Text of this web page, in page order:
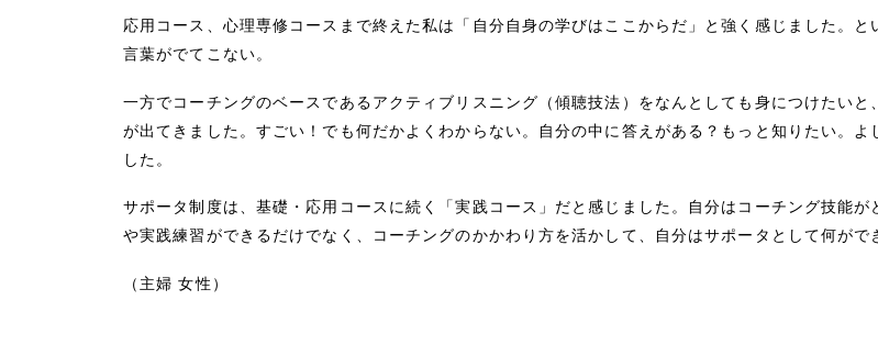
応用コース、心理専修コースまで終えた私は「自分自身の学びはここからだ」と強く感じました。
言葉がでてこない。
一方でコーチングのベースであるアクティブリスニング（傾聴技法）をなんとしても身につけたい
が出てきました。すごい！でも何だかよくわからない。自分の中に答えがある？もっと知りたい。
した。
サポータ制度は、基礎・応用コースに続く「実践コース」だと感じました。自分はコーチング技能
や実践練習ができるだけでなく、コーチングのかかわり方を活かして、自分はサポータとして何がで
（主婦 女性）